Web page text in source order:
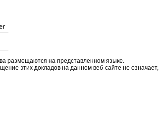
размещаются на представленном языке.
этих докладов на данном веб-сайте не означает,